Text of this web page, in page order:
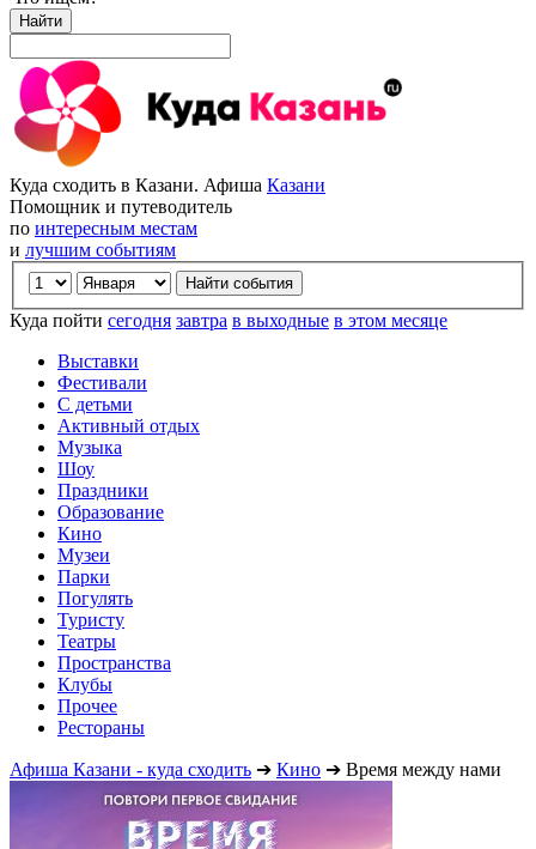
Найти
Куда сходить в Казани. Афиша Казани
Помощник и путеводитель
по интересным местам
и лучшим событиям
Куда пойти сегодня завтра в выходные в этом месяце
Выставки
Фестивали
С детьми
Активный отдых
Музыка
Шоу
Праздники
Образование
Кино
Музеи
Парки
Погулять
Туристу
Театры
Пространства
Клубы
Прочее
Рестораны
Афиша Казани - куда сходить ➔ Кино ➔ Время между нами